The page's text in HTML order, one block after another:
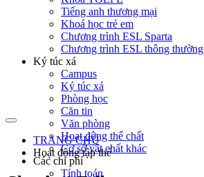
Tiếng anh thương mại
Khoá học trẻ em
Chương trình ESL Sparta
Chương trình ESL thông thường
Ký túc xá
Campus
Ký túc xá
Phòng học
Căn tin
Văn phòng
Hoạt động thể chất
Cơ sở vật chất khác
Các chi phí
Tính toán
TRANG CHỦ
Hoạt động tập thể